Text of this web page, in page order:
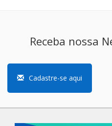
Receba nossa
Cadastre-se aqui